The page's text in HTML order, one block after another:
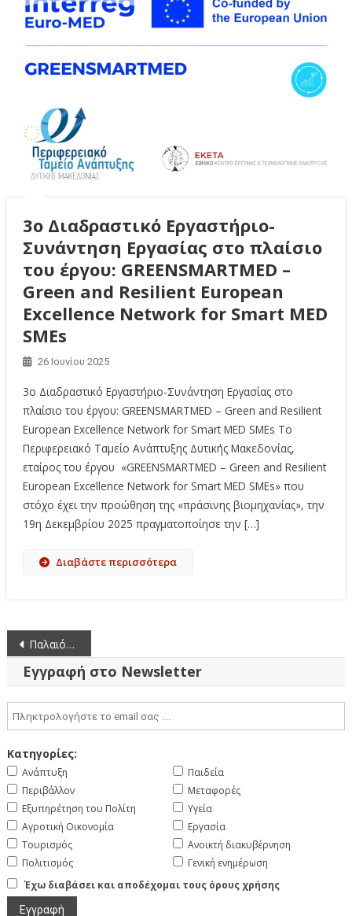
3ο Διαδραστικό Εργαστήριο-
Συνάντηση Εργασίας στο πλαίσιο
του έργου: GREENSMARTMED –
Green and Resilient European
Excellence Network for Smart MED
SMEs
26 Ιουνίου 2025
3ο Διαδραστικό Εργαστήριο-Συνάντηση Εργασίας στο
πλαίσιο του έργου: GREENSMARTMED – Green and Resilient
European Excellence Network for Smart MED SMEs Το
Περιφερειακό Ταμείο Ανάπτυξης Δυτικής Μακεδονίας,
εταίρος του έργου «GREENSMARTMED – Green and Resilient
European Excellence Network for Smart MED SMEs» που
στόχο έχει την προώθηση της «πράσινης βιομηχανίας», την
19η Δεκεμβρίου 2025 πραγματοποίησε την […]
Διαβάστε περισσότερα
Πλοήγηση
άρθρων
Παλαιότερα άρθρα
Εγγραφή στο Newsletter
Κατηγορίες:
Ανάπτυξη
Περιβάλλον
Εξυπηρέτηση του Πολίτη
Αγροτική Οικονομία
Τουρισμός
Πολιτισμός
Παιδεία
Μεταφορές
Υγεία
Εργασία
Ανοικτή διακυβέρνηση
Γενική ενημέρωση
Έχω διαβάσει και αποδέχομαι τους όρους χρήσης